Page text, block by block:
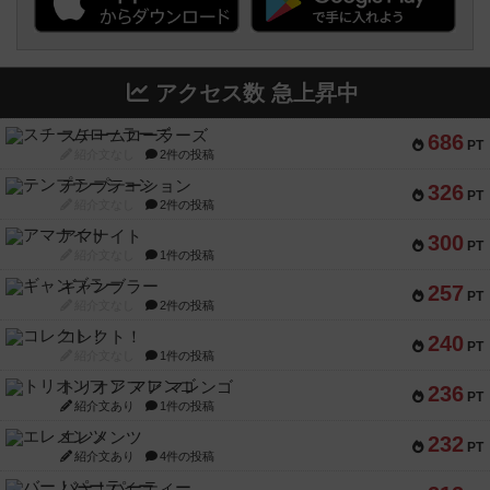
アクセス数 急上昇中
686 PT
スチームローラーズ
2件の投稿
326 PT
テンプテーション
2件の投稿
300 PT
アマナイト
1件の投稿
257 PT
ギャンブラー
2件の投稿
240 PT
コレクト！
1件の投稿
236 PT
トリオンフ ア マレンゴ
紹介文あり 1件の投稿
232 PT
エレメンツ
紹介文あり 4件の投稿